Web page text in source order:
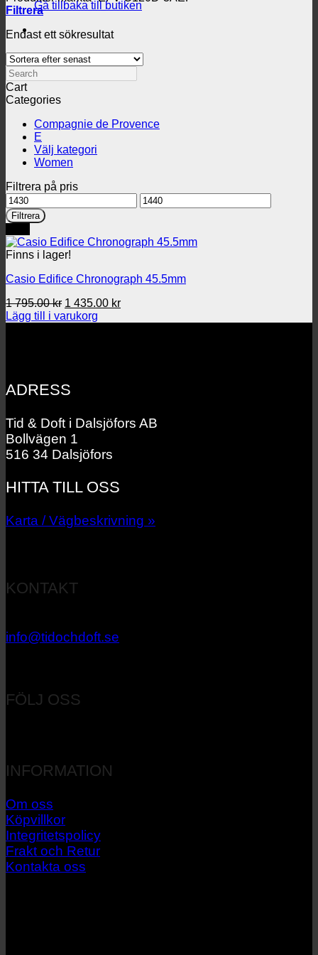
Gå tillbaka till butiken
Filtrera
Endast ett sökresultat
Search
Cart
Categories
Compagnie de Provence
E
Välj kategori
Women
Filtrera på pris
Min
pris
Max
pris
Filtrera
Finns i lager!
Casio Edifice Chronograph 45.5mm
1 795.00kr Det
ursprungliga
1 435.00 krDet
Lägg till i varukorg
ADRESS
Tid & Doft i Dalsjöfors AB
Bollvägen 1
516 34 Dalsjöfors
HITTA TILL OSS
Karta / Vägbeskrivning »
KONTAKT
info@tidochdoft.se
FÖLJ OSS
INFORMATION
Om oss
Köpvillkor
Integritetspolicy
Frakt och Retur
Kontakta oss